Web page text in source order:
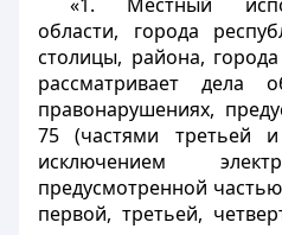
области, города
столицы, района,
рассматривает дела
правонарушениях,
75 (частями третьей
исключением
предусмотренной
первой, третьей,